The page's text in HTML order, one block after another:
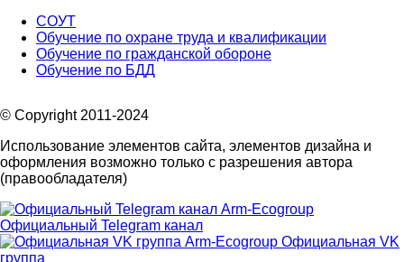
СОУТ
Обучение по охране труда и квалификации
Обучение по гражданской обороне
Обучение по БДД
© Copyright 2011-2024
Использование элементов сайта, элементов дизайна и
оформления возможно только с разрешения автора
(правообладателя)
Официальный Telegram канал
Официальная VK
группа